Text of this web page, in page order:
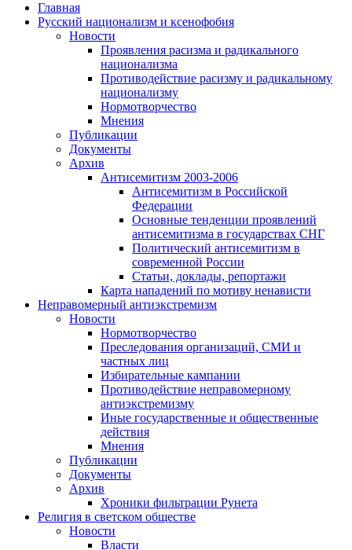
Главная
Русский национализм и ксенофобия
Новости
Проявления расизма и радикального
национализма
Противодействие расизму и радикальному
национализму
Нормотворчество
Мнения
Публикации
Документы
Архив
Антисемитизм 2003-2006
Антисемитизм в Российской
Федерации
Основные тенденции проявлений
антисемитизма в государствах СНГ
Политический антисемитизм в
современной России
Статьи, доклады, репортажи
Карта нападений по мотиву ненависти
Неправомерный антиэкстремизм
Новости
Нормотворчество
Преследования организаций, СМИ и
частных лиц
Избирательные кампании
Противодействие неправомерному
антиэкстремизму
Иные государственные и общественные
действия
Мнения
Публикации
Документы
Архив
Хроники фильтрации Рунета
Религия в светском обществе
Новости
Власти